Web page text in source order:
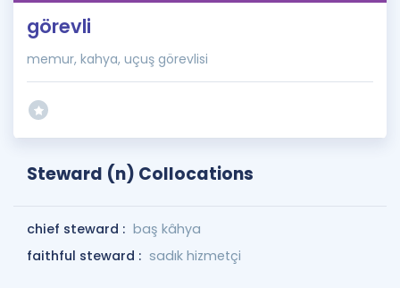
İngilizce Gramer
görevli
memur, kahya, uçuş görevlisi
Steward (n) Collocations
chief steward : baş kâhya
faithful steward : sadık hizmetçi